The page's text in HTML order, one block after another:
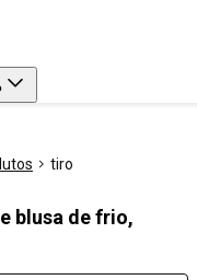
tiro
blusa de frio,